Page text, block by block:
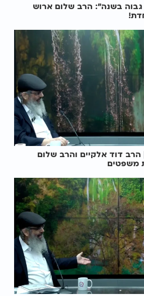
גבוה בשנה": הרב שלום ארוש
הרב דוד אלקיים והרב שלום
משפטים